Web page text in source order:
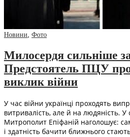
Новини, Фото
Милосердя сильніше
Предстоятель ПЦУ
виклик війни
У час війни українці проходять
витривалість, але й на людяність. У
Митрополит Епіфаній наголошує:
і здатність бачити ближнього